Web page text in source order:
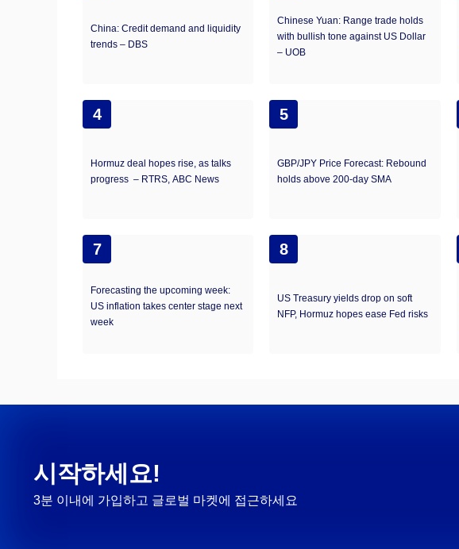
China: Credit demand and liquidity
trends – DBS
Chinese Yuan: Range trade holds
with bullish tone against US Dollar
– UOB
4
Hormuz deal hopes rise, as talks
progress – RTRS, ABC News
5
GBP/JPY Price Forecast: Rebound
holds above 200-day SMA
7
Forecasting the upcoming week:
US inflation takes center stage next
week
8
US Treasury yields drop on soft
NFP, Hormuz hopes ease Fed risks
시작하세요!
3분 이내에 가입하고 글로벌 마켓에 접근하세요